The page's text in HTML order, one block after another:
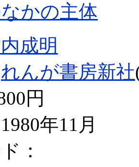
かの主体
成明
れんが書房新社
円
年11月
：